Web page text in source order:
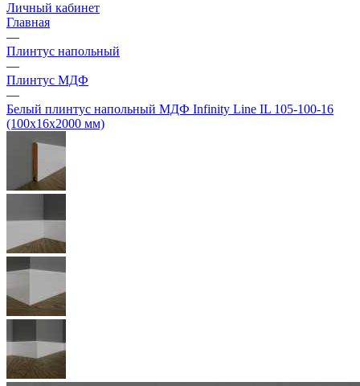
Личный кабинет
Главная
—
Плинтус напольный
—
Плинтус МДФ
—
Белый плинтус напольный МДФ Infinity Line IL 105-100-16
(100х16х2000 мм)